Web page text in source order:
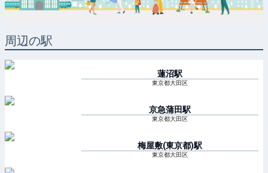
周辺の駅
蓮沼駅
東京都大田区
京急蒲田駅
東京都大田区
梅屋敷(東京都)駅
東京都大田区